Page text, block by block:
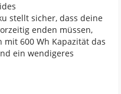
stellt sicher, dass deine
enden müssen,
600 Wh Kapazität das
ein wendigeres